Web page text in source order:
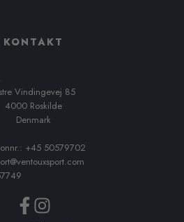
KONTAKT
Vindingevej 85
4000 Roskilde
Denmark
+45 50579702